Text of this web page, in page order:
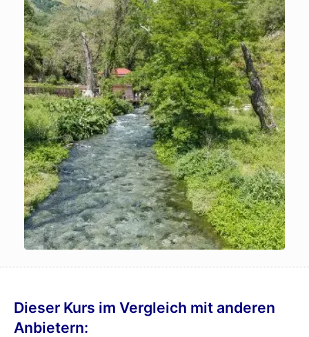
Dieser Kurs im Vergleich mit anderen
Anbietern: